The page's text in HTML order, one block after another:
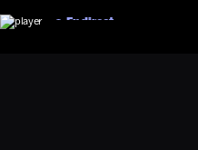
En direct